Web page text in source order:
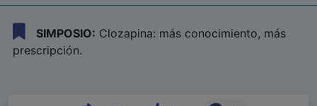
SIMPOSIO: Clozapina: más conocimiento, más
prescripción.